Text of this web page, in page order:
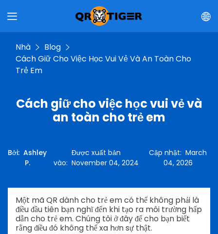
Nhà
Blog
Cách Giữ Cho Việc Học Vui Vẻ Và An Toàn Cho
Trẻ Em
Cách giữ cho việc học vui vẻ và
an toàn cho trẻ em
Bởi: Ashley
P.
Được xuất bản
vào:November 04, 2024
Cập nhật:March
04, 2026
Một mã QR dành cho trẻ em có thể không phải là
điều đầu tiên bạn nghĩ đến khi tạo ra môi trường hấp
dẫn cho trẻ em. Chúng tôi ở đây để cho bạn biết
rằng điều đó không thể xa hơn sự thật.